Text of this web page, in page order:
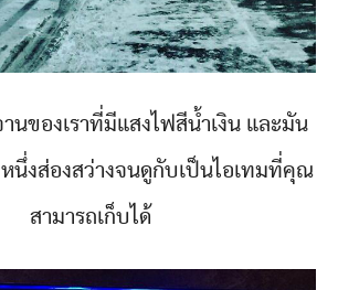
านของเราที่มีแสงไฟสีน้ำเงิน และมัน
หนึ่งส่องสว่างจนดูกับเป็นไอเทมที่คุณ
สามารถเก็บได้